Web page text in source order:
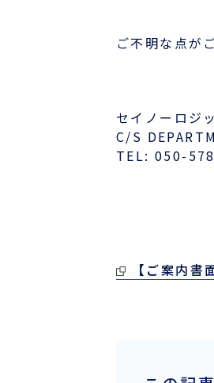
ご不明な点が
セイノーロジ
C/S
TEL: 050-
【ご案内書